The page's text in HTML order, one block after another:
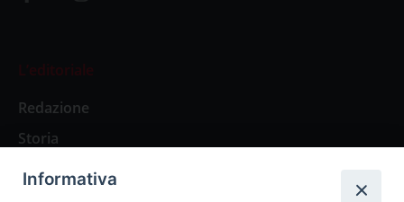
L’editoriale
Redazione
Storia
Informativa